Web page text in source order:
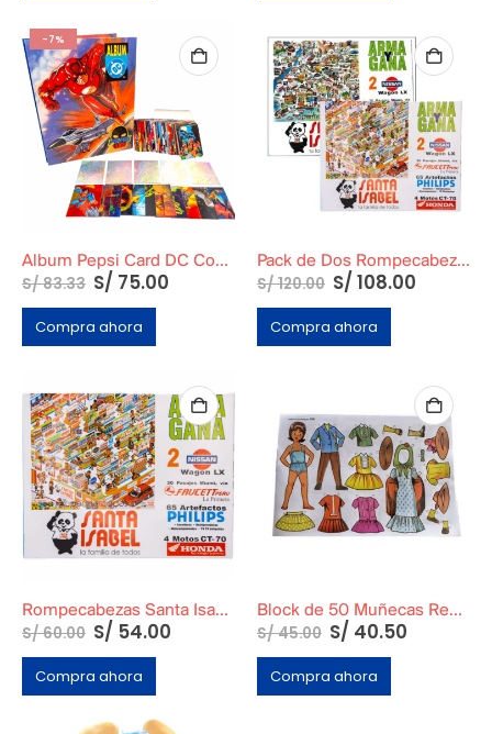
-7%
Album Pepsi Card DC Completo
S/83.33 S/ 75.00
Compra ahora
Pack de Dos Rompecabezas Santa Isabel Modelo Supermercado + Modelo Playa
S/120.00 S/ 108.00
Compra ahora
Rompecabezas Santa Isabel Modelo Supermercado
S/60.00 S/ 54.00
Compra ahora
Block de 50 Muñecas Recortables Medianas
S/45.00 S/ 40.50
Compra ahora